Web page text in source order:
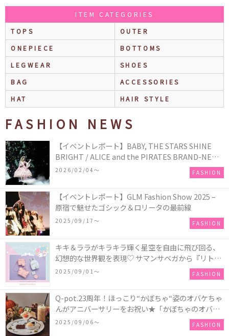
ITEM CATEGORIES
TOPS
OUTER
ONEPIECE
BOTTOMS
LEGWEAR
SHOES
BAG
ACCESSORIES
HAT
HAIR STYLE
FASHION NEWS
【イベントレポート】BABY, THE STARS SHINE
BRIGHT / ALICE and the PIRATES BRAND-NEW
COLLECTION in TOKYO
2026/02/04〜 FASHION
【イベントレポート】GLM Fashion Show 2025 –
原宿で魅せたゴシック＆ロリータの最前線
2025/09/17〜 FASHION
キキ＆ララがキラキラ輝く星空を自由に飛び回る、
幻想的な世界観を表現♡ サマンサベガから『リトル
ツインスターズ』50周年アニバーサリーイヤー』を
2025/09/01〜 FASHION
Q-pot.23周年！ほっこり“かぼちゃ“姿のオバケちゃ
んがアニバーサリーをお祝い★「かぼちゃのオバケ
ーキアクセサリー」が新発売！Q-pot CAFE.では
「かぼちゃのオバケーキプレート」も登場
2025/09/06〜 FASHION